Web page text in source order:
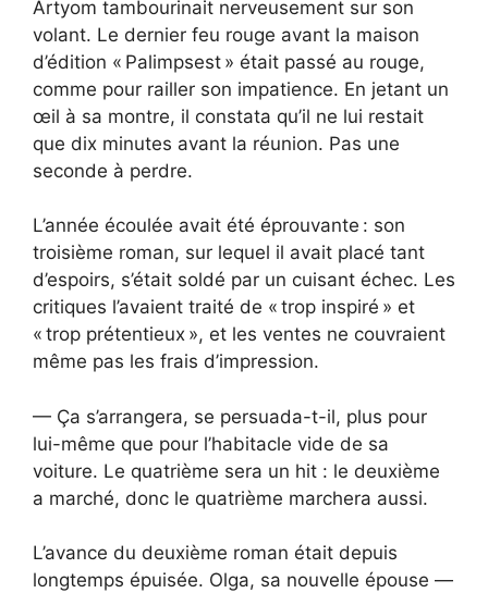
Artyom tambourinait nerveusement sur son
volant. Le dernier feu rouge avant la maison
d’édition « Palimpsest » était passé au rouge,
comme pour railler son impatience. En jetant un
œil à sa montre, il constata qu’il ne lui restait
que dix minutes avant la réunion. Pas une
seconde à perdre.
L’année écoulée avait été éprouvante : son
troisième roman, sur lequel il avait placé tant
d’espoirs, s’était soldé par un cuisant échec. Les
critiques l’avaient traité de « trop inspiré » et
« trop prétentieux », et les ventes ne couvraient
même pas les frais d’impression.
— Ça s’arrangera, se persuada-t-il, plus pour
lui-même que pour l’habitacle vide de sa
voiture. Le quatrième sera un hit : le deuxième
a marché, donc le quatrième marchera aussi.
L’avance du deuxième roman était depuis
longtemps épuisée. Olga, sa nouvelle épouse —